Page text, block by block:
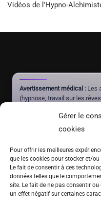
Gérer le
cookies
Pour offrir les meilleures
que les cookies pour stocker et/
Le fait de consentir à ces
données telles que le
site. Le fait de ne pas consentir
un effet négatif sur certaines
Vidéos de l'Hypno-
Avertissement médical : Les
(hypnose, travail sur les
constituent pas un acte
ne doivent jamais se
(+41) 076 639 37 64
Fritz-Marchand 2 ·